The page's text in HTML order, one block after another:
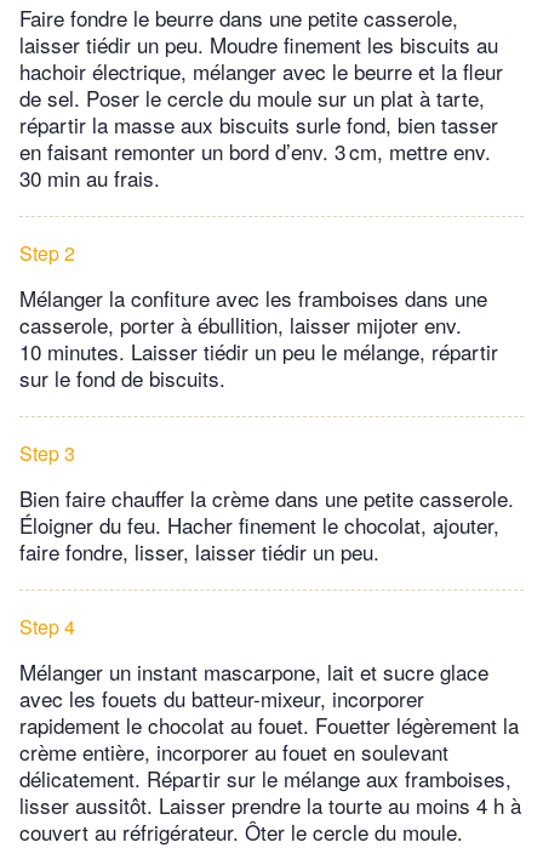
Faire fondre le beurre dans une petite casserole,
laisser tiédir un peu. Moudre finement les biscuits au
hachoir électrique, mélanger avec le beurre et la fleur
de sel. Poser le cercle du moule sur un plat à tarte,
répartir la masse aux biscuits surle fond, bien tasser
en faisant remonter un bord d’env. 3 cm, mettre env.
30 min au frais.
Step 2
Mélanger la confiture avec les framboises dans une
casserole, porter à ébullition, laisser mijoter env.
10 minutes. Laisser tiédir un peu le mélange, répartir
sur le fond de biscuits.
Step 3
Bien faire chauffer la crème dans une petite casserole.
Éloigner du feu. Hacher finement le chocolat, ajouter,
faire fondre, lisser, laisser tiédir un peu.
Step 4
Mélanger un instant mascarpone, lait et sucre glace
avec les fouets du batteur-mixeur, incorporer
rapidement le chocolat au fouet. Fouetter légèrement la
crème entière, incorporer au fouet en soulevant
délicatement. Répartir sur le mélange aux framboises,
lisser aussitôt. Laisser prendre la tourte au moins 4 h à
couvert au réfrigérateur. Ôter le cercle du moule.